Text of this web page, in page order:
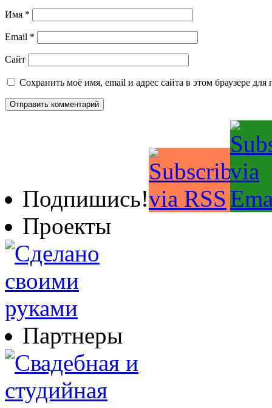
Имя *
Email *
Сайт
Сохранить моё имя, email и адрес сайта в этом браузере
Подпишись!
Проекты
Партнеры